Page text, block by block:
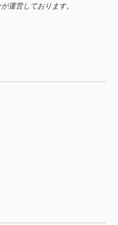
が運営しております。